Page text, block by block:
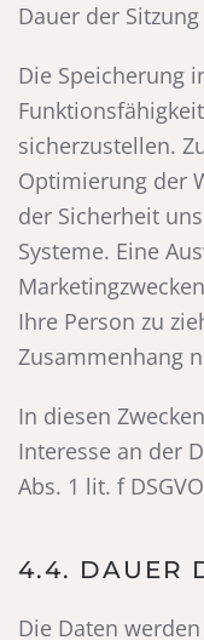
Dauer der
Die Speicherung
sicherzustellen.
Optimierung der
der Sicherheit
Systeme. Eine
Ihre Person zu
Zusammenhang
In diesen
Interesse an der
Abs. 1 lit. f
4.4. DAUER
Die Daten